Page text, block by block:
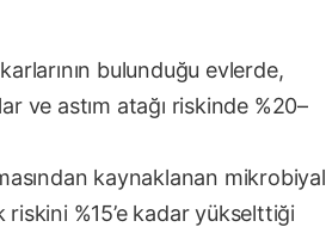
bulunduğu evlerde,
ve astım atağı riskinde %20–
kaynaklanan mikrobiyal
riskini %15’e kadar yükselttiği